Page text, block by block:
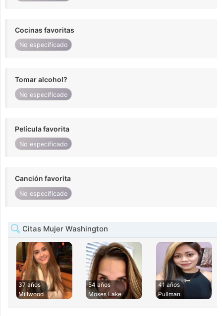
Cocinas favoritas
No especificado
Tomar alcohol?
No especificado
Película favorita
No especificado
Canción favorita
No especificado
Citas Mujer Washington
37 años
Millwood
54 años
Moses Lake
41 años
Pullman